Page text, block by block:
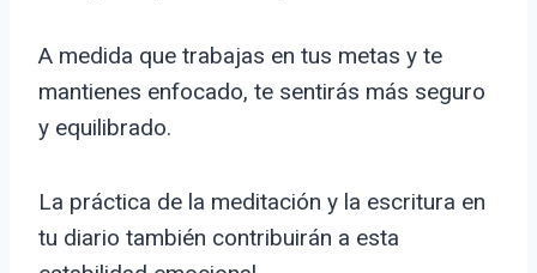
A medida que trabajas en tus metas y te
mantienes enfocado, te sentirás más seguro
y equilibrado.
La práctica de la meditación y la escritura en
tu diario también contribuirán a esta